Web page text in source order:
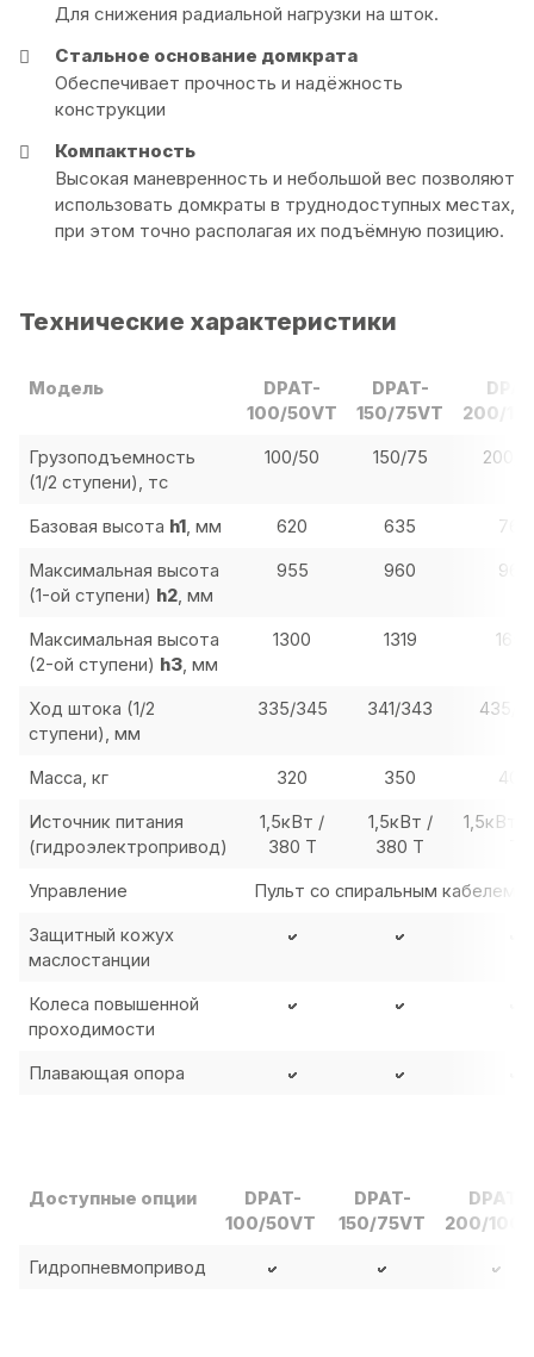
Для снижения радиальной нагрузки на шток.
Стальное основание домкрата
Обеспечивает прочность и надёжность
конструкции
Компактность
Высокая маневренность и небольшой вес позволяют
использовать домкраты в труднодоступных местах,
при этом точно располагая их подъёмную позицию.
Технические характеристики
Модель
DPAT-
100/50VT
DPAT-
150/75VT
200/
Грузоподъемность
(1/2 ступени), тс
100/50 150/75 200/
Базовая высота h1, мм 620 635 766
Максимальная высота
(1-ой ступени) h2, мм
955 960 960
Максимальная высота
(2-ой ступени) h3, мм
1300 1319 1655
Ход штока (1/2
ступени), мм
335/345 341/343 435/
Масса, кг 320 350 400
Источник питания
(гидроэлектропривод)
1,5кВт /
380 Т
1,5кВт /
380 Т
1,5кВт /
Управление Пульт со спиральным кабелем
Защитный кожух
маслостанции
Колеса повышенной
проходимости
Плавающая опора
Доступные опции
DPAT-
100/50VT
DPAT-
150/75VT
DPAT-
200/
Гидропневмопривод